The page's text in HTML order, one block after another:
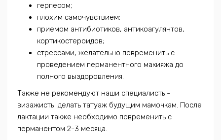
герпесом;
плохим самочувствием;
приемом антибиотиков, антикоагулянтов,
кортикостероидов;
стрессами, желательно повременить с
проведением перманентного макияжа до
полного выздоровления.
Также не рекомендуют наши специалисты-
визажисты делать татуаж будущим мамочкам. После
лактации также необходимо повременить с
перманентом 2-3 месяца.